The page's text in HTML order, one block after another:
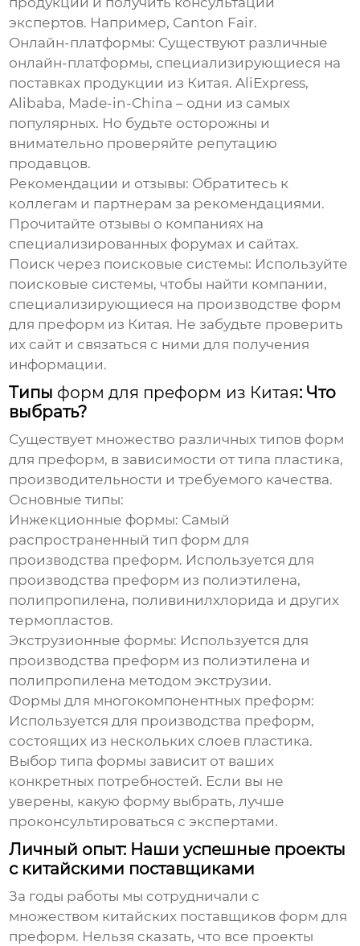
экспертов. Например, Canton Fair.
Онлайн-платформы: Существуют различные
онлайн-платформы, специализирующиеся на
поставках продукции из Китая. AliExpress,
Alibaba, Made-in-China – одни из самых
популярных. Но будьте осторожны и
внимательно проверяйте репутацию
продавцов.
Рекомендации и отзывы: Обратитесь к
коллегам и партнерам за рекомендациями.
Прочитайте отзывы о компаниях на
специализированных форумах и сайтах.
Поиск через поисковые системы: Используйте
поисковые системы, чтобы найти компании,
специализирующиеся на производстве форм
для преформ из Китая. Не забудьте проверить
их сайт и связаться с ними для получения
информации.
Типы форм для преформ из Китая: Что
выбрать?
Существует множество различных типов форм
для преформ, в зависимости от типа пластика,
производительности и требуемого качества.
Основные типы:
Инжекционные формы: Самый
распространенный тип форм для
производства преформ. Используется для
производства преформ из полиэтилена,
полипропилена, поливинилхлорида и других
термопластов.
Экструзионные формы: Используется для
производства преформ из полиэтилена и
полипропилена методом экструзии.
Формы для многокомпонентных преформ:
Используется для производства преформ,
состоящих из нескольких слоев пластика.
Выбор типа формы зависит от ваших
конкретных потребностей. Если вы не
уверены, какую форму выбрать, лучше
проконсультироваться с экспертами.
Личный опыт: Наши успешные проекты
с китайскими поставщиками
За годы работы мы сотрудничали с
множеством китайских поставщиков форм для
преформ. Нельзя сказать, что все проекты